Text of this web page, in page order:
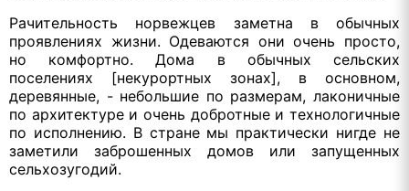
Рачительность норвежцев заметна в обычных
проявлениях жизни. Одеваются они очень просто,
но комфортно. Дома в обычных сельских
поселениях [некурортных зонах], в основном,
деревянные, - небольшие по размерам, лаконичные
по архитектуре и очень добротные и технологичные
по исполнению. В стране мы практически нигде не
заметили заброшенных домов или запущенных
сельхозугодий.